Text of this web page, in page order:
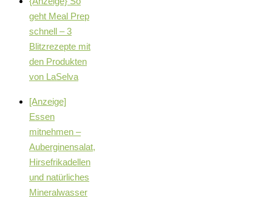
geht Meal Prep
schnell – 3
Blitzrezepte mit
den Produkten
von LaSelva
[Anzeige]
Essen
mitnehmen –
Auberginensalat,
Hirsefrikadellen
und natürliches
Mineralwasser